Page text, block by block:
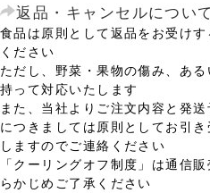
返品・キャンセルについて
食品は原則として返品をお受け
ください
ただし、野菜・果物の傷み、あ
持って対応いたします
また、当社よりご注文内容と発
につきましては原則としてお引
しますのでご連絡ください
「クーリングオフ制度」は通信
らかじめご了承ください